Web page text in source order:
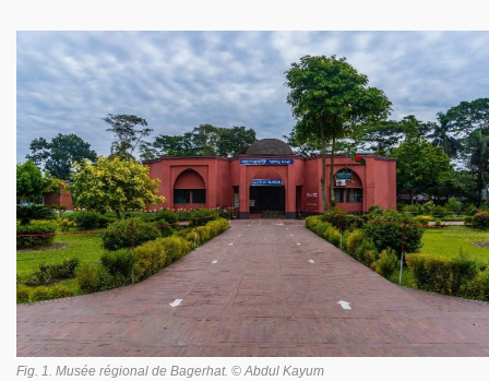
Fig. 1. Musée régional de Bagerhat. © Abdul Kayum